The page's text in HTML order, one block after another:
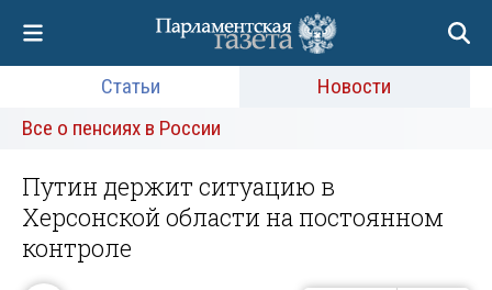
Статьи
Новости
Все о пенсиях в России
Путин держит ситуацию в
Херсонской области на постоянном
контроле